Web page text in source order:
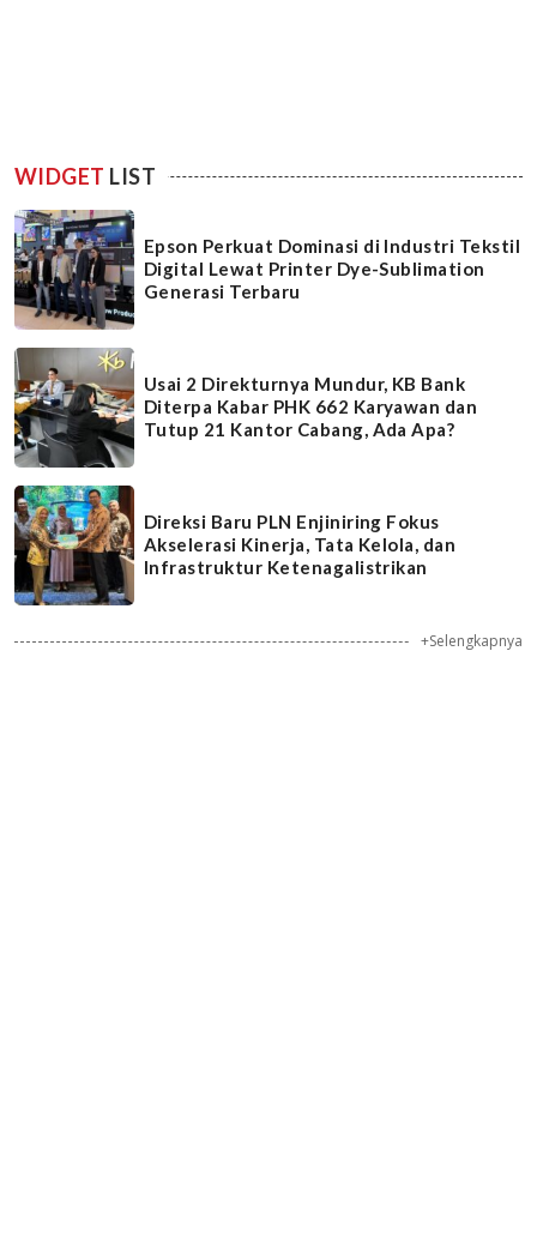
WIDGET LIST
Epson Perkuat Dominasi di Industri Tekstil
Digital Lewat Printer Dye-Sublimation
Generasi Terbaru
Usai 2 Direkturnya Mundur, KB Bank
Diterpa Kabar PHK 662 Karyawan dan
Tutup 21 Kantor Cabang, Ada Apa?
Direksi Baru PLN Enjiniring Fokus
Akselerasi Kinerja, Tata Kelola, dan
Infrastruktur Ketenagalistrikan
+Selengkapnya